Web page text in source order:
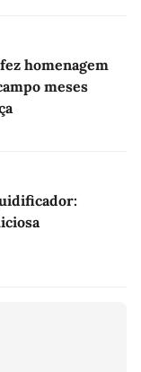
homenagem
meses